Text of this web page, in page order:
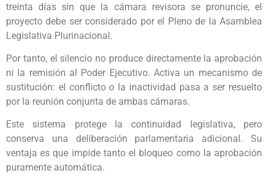
treinta días sin que la cámara revisora se pronuncie, el
proyecto debe ser considerado por el Pleno de la Asamblea
Legislativa Plurinacional.
Por tanto, el silencio no produce directamente la aprobación
ni la remisión al Poder Ejecutivo. Activa un mecanismo de
sustitución: el conflicto o la inactividad pasa a ser resuelto
por la reunión conjunta de ambas cámaras.
Este sistema protege la continuidad legislativa, pero
conserva una deliberación parlamentaria adicional. Su
ventaja es que impide tanto el bloqueo como la aprobación
puramente automática.